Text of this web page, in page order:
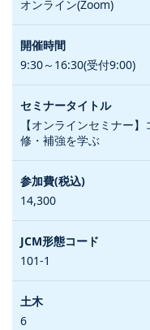
オンライン(Zoom)
9:30～16:30(受付9:00)
【オンラインセミナー
修・補強を学ぶ
14,300
101-1
6